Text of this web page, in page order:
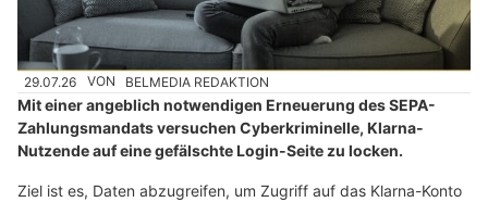
29.07.26 VON BELMEDIA REDAKTION
Mit einer angeblich notwendigen Erneuerung des SEPA-
Zahlungsmandats versuchen Cyberkriminelle, Klarna-
Nutzende auf eine gefälschte Login-Seite zu locken.
Ziel ist es, Daten abzugreifen, um Zugriff auf das Klarna-Konto